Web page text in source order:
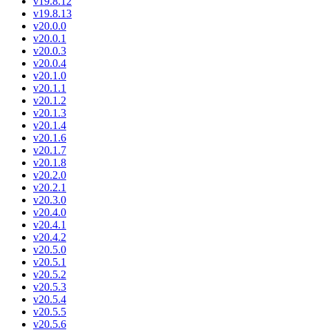
v19.8.13
v20.0.0
v20.0.1
v20.0.3
v20.0.4
v20.1.0
v20.1.1
v20.1.2
v20.1.3
v20.1.4
v20.1.6
v20.1.7
v20.1.8
v20.2.0
v20.2.1
v20.3.0
v20.4.0
v20.4.1
v20.4.2
v20.5.0
v20.5.1
v20.5.2
v20.5.3
v20.5.4
v20.5.5
v20.5.6